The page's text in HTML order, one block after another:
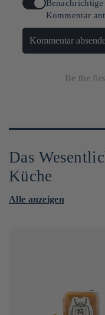
Kommentar
Kommentar
Be the
Das
Küche
Alle anzeigen